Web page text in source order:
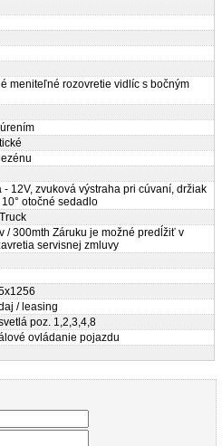
meniteľné rozovretie vidlíc s bočným
- 12V, zvuková výstraha pri cúvaní, držiak
otočné sedadlo
/ 300mth Záruku je možné predĺžiť v
servisnej zmluvy
/ leasing
poz. 1,2,3,4,8
ovládanie pojazdu